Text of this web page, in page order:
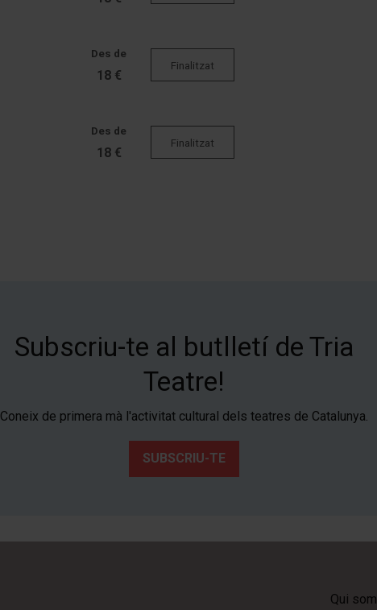
Des de
18 €
Finalitzat
Des de
18 €
Finalitzat
Subscriu-te al butlletí de Tria
Teatre!
Coneix de primera mà l'activitat cultural dels teatres de Catalunya.
SUBSCRIU-TE
Qui som